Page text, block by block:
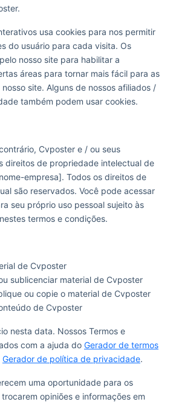
usa cookies para nos permitir
do usuário para cada visita. Os
nosso site para habilitar a
áreas para tornar mais fácil para as
site. Alguns de nossos afiliados /
também podem usar cookies.
Cvposter e / ou seus
direitos de propriedade intelectual de
empresa]. Todos os direitos de
são reservados. Você pode acessar
seu próprio uso pessoal sujeito às
termos e condições.
de Cvposter
sublicenciar material de Cvposter
ou copie o material de Cvposter
de Cvposter
nesta data. Nossos Termos e
com a ajuda do Gerador de termos
Gerador de política de privacidade.
uma oportunidade para os
opiniões e informações em